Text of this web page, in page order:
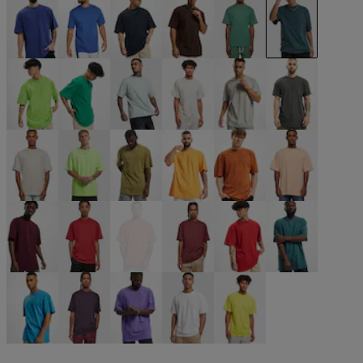
blau blau blau braun grün grün
grün grün grün grau grau grau
grau neongrün orange orange orange
rot rot rot rot rot